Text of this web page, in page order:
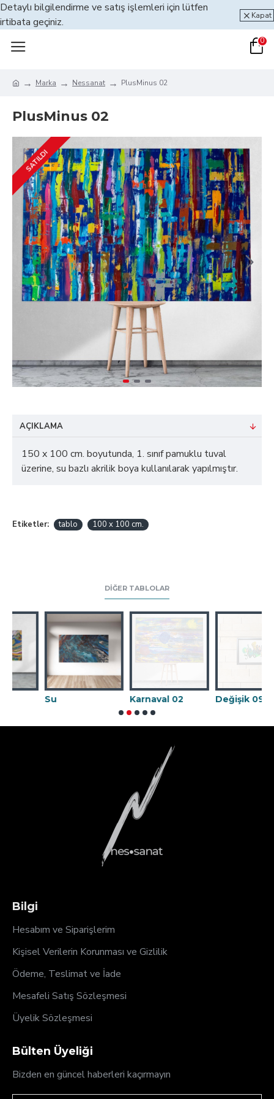
Detaylı bilgilendirme ve satış işlemleri için lütfen
irtibata geçiniz.
Kapat
0
Marka Nessanat PlusMinus 02
PlusMinus 02
SATILDI
AÇIKLAMA
150 x 100 cm. boyutunda, 1. sınıf pamuklu tuval
üzerine, su bazlı akrilik boya kullanılarak yapılmıştır.
Etiketler: tablo 100 x 100 cm.
DIĞER TABLOLAR
Karnaval 02 Değişik 09
Bilgi
Hesabım ve Siparişlerim
Kişisel Verilerin Korunması ve Gizlilik
Ödeme, Teslimat ve İade
Mesafeli Satış Sözleşmesi
Üyelik Sözleşmesi
Bülten Üyeliği
Bizden en güncel haberleri kaçırmayın